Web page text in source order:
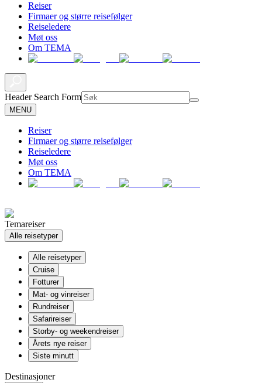
Reiser
Firmaer og større reisefølger
Reiseledere
Møt oss
Om TEMA
Header Search Form
MENU
Reiser
Firmaer og større reisefølger
Reiseledere
Møt oss
Om TEMA
Temareiser
Alle reisetyper
Alle reisetyper
Cruise
Fotturer
Mat- og vinreiser
Rundreiser
Safarireiser
Storby- og weekendreiser
Årets nye reiser
Siste minutt
Destinasjoner